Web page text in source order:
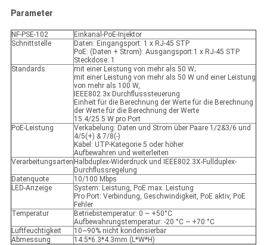
Parameter
NF-PSE-102
Einkanal-PoE-Injektor
Schnittstelle
Daten: Eingangsport: 1 x RJ-45 STP
PoE: (Daten + Strom): Ausgangsport:1 x RJ-45 STP
Steckdose: 1
Standards
mit einer Leistung von mehr als 50 W;
mit einer Leistung von mehr als 50 W und einer Leistung
von mehr als 100 W,
IEEE802.3x Durchflusssteuerung
Einheit für die Berechnung der Werte für die Berechnung
der Werte für die Berechnung der Werte
15.4/25.5 W pro Port
PoE-Leistung
Verkabelung: Daten und Strom über Paare 1/2&3/6 und
4/5(+) & 7/8(-)
Kabel: UTP-Kategorie 5 oder höher
Aufbewahren und weiterleiten
Verarbeitungsarten Halbduplex-Widerdruck und IEEE802.3X-Fullduplex-
Durchflussregelung
Datenquote
10/100 Mbps
LED-Anzeige
System: Leistung, PoE max. Leistung
Pro Port: Verbindung, Geschwindigkeit, PoE aktiv, PoE
Fehler
Temperatur
Betriebstemperatur: 0 ~ +50°C
Aufbewahrungstemperatur: -20 °C ~ +70 °C
Luftfeuchtigkeit
10~90% nicht kondensierbar
Abmessung
14.5*6.3*4.3mm (L*W*H)